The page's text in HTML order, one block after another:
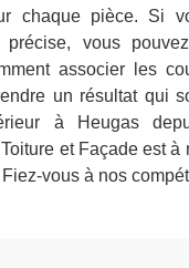
chaque pièce. Si
précise, vous
associer les
un résultat qui
à Heugas
et Façade est à
vous à nos